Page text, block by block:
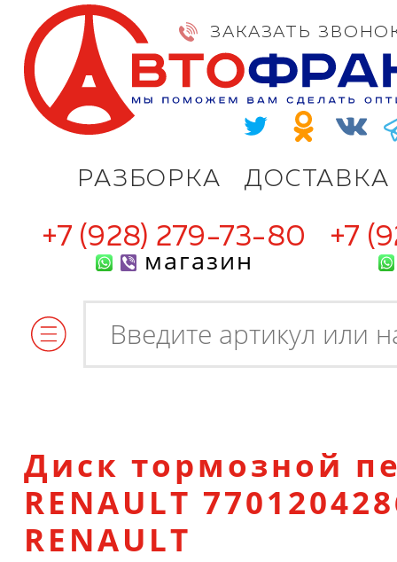
РАЗБОРКА ДОСТАВКА
ЗАКАЗАТЬ
+7 (928) 279-73-80
магазин
+7
Диск тормозной
RENAULT
RENAULT